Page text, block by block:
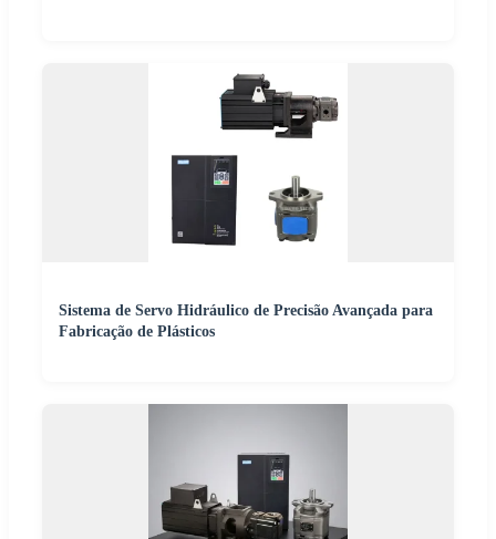
Sistema de Servo Hidráulico de Precisão Avançada para
Fabricação de Plásticos